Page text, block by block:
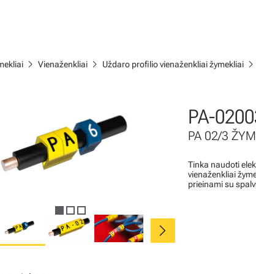
chevron_right Vienaženkliai chevron_right Uždaro profilio vienaženkliai žymekliai chevron_right
chevron_right
PA-
PA 02/3
Tinka naudoti
vienaženkliai
prieinami su